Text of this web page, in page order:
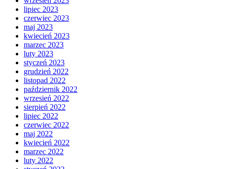
lipiec 2023
czerwiec 2023
maj 2023
kwiecień 2023
marzec 2023
luty 2023
styczeń 2023
grudzień 2022
listopad 2022
październik 2022
wrzesień 2022
sierpień 2022
lipiec 2022
czerwiec 2022
maj 2022
kwiecień 2022
marzec 2022
luty 2022